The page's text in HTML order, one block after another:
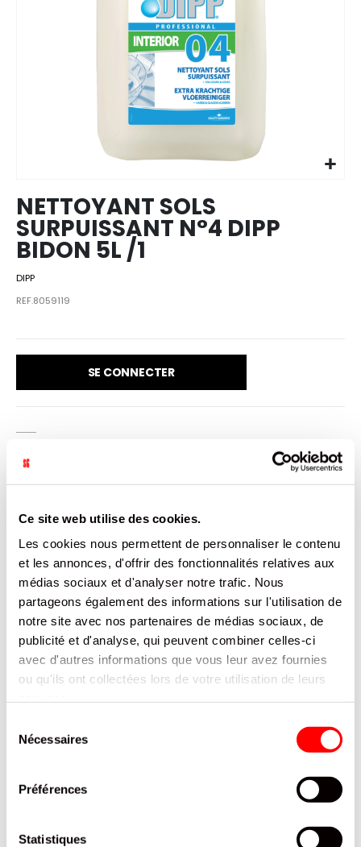
Ce site web utilise des cookies.
Les cookies nous permettent de personnaliser le contenu
et les annonces, d'offrir des fonctionnalités relatives aux
médias sociaux et d'analyser notre trafic. Nous
partageons également des informations sur l'utilisation de
notre site avec nos partenaires de médias sociaux, de
publicité et d'analyse, qui peuvent combiner celles-ci
avec d'autres informations que vous leur avez fournies
ou qu'ils ont collectées lors de votre utilisation de leurs
Nécessaires
Préférences
Statistiques
images
gallery
NETTOYANT SOLS
SURPUISSANT N°4 DIPP
BIDON 5L /1
DIPP
REF.8059119
SE CONNECTER
INFORMATION
Pour sol difficile, odeur citronelle.
CARACTÉRISTIQUES
DOCUMENTATION
PRODUITS QUI POURRAIENT VOUS
INTERESSER